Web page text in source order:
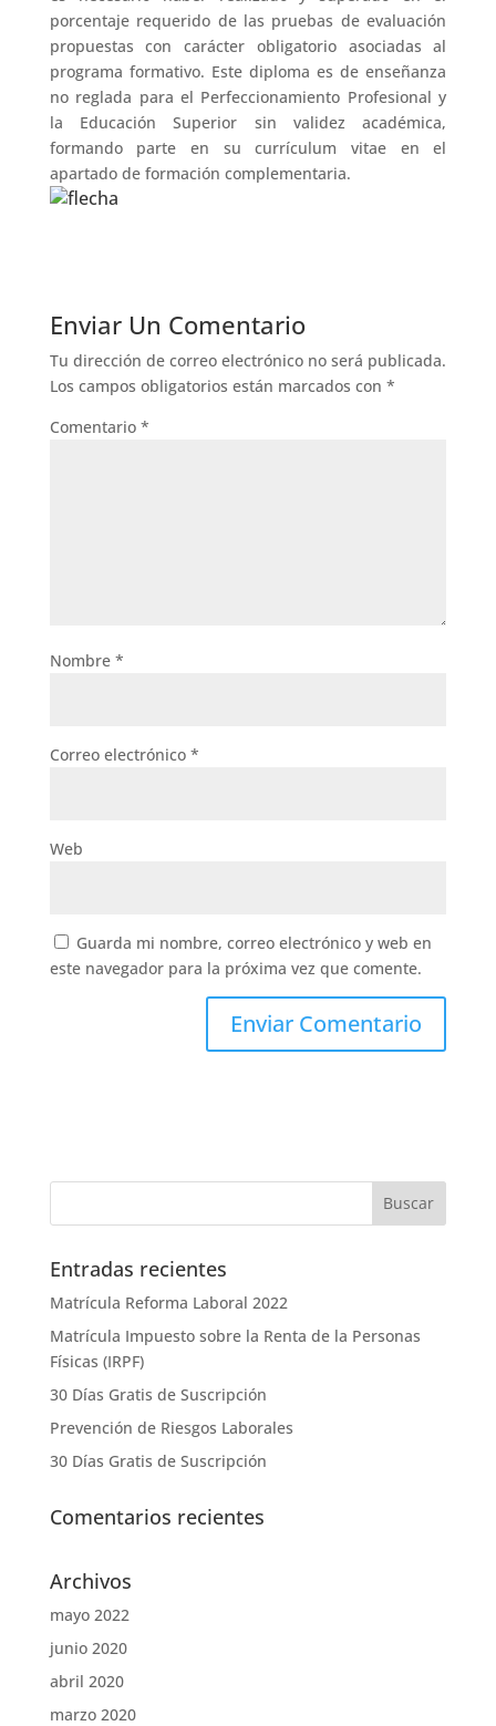
porcentaje requerido de las pruebas de evaluación
propuestas con carácter obligatorio asociadas al
programa formativo. Este diploma es de enseñanza
no reglada para el Perfeccionamiento Profesional y
la Educación Superior sin validez académica,
formando parte en su currículum vitae en el
apartado de formación complementaria.
Enviar Un Comentario
Tu dirección de correo electrónico no será publicada.
Los campos obligatorios están marcados con *
Comentario *
Nombre *
Correo electrónico *
Web
Guarda mi nombre, correo electrónico y web en
este navegador para la próxima vez que comente.
Entradas recientes
Matrícula Reforma Laboral 2022
Matrícula Impuesto sobre la Renta de la Personas
Físicas (IRPF)
30 Días Gratis de Suscripción
Prevención de Riesgos Laborales
30 Días Gratis de Suscripción
Comentarios recientes
Archivos
mayo 2022
junio 2020
abril 2020
marzo 2020